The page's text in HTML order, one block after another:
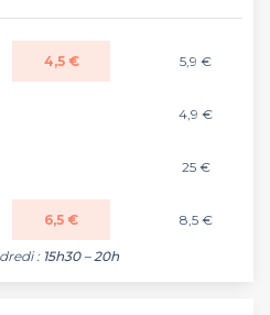
4,5 € 5,9 €
4,9 €
25 €
6,5 € 8,5 €
: 15h30 – 20h